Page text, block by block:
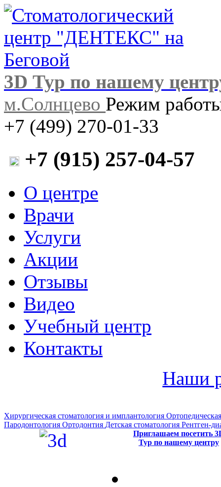
3D Тур по нашему
м.Солнцево Режим
+7 (499) 270-01-33
+7 (915) 257-04-57
О центре
Врачи
Услуги
Акции
Отзывы
Видео
Учебный центр
Контакты
Наши
Хирургическая стоматология и имплантология
Пародонтология Ортодонтия Детская стоматология Рентген-
Приглашаем посетить
Тур по нашему центру